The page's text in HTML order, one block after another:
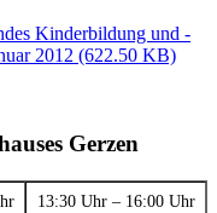
Kinderbildung und -
2012 (622.50 KB)
Gerzen
13:30 Uhr – 16:00 Uhr